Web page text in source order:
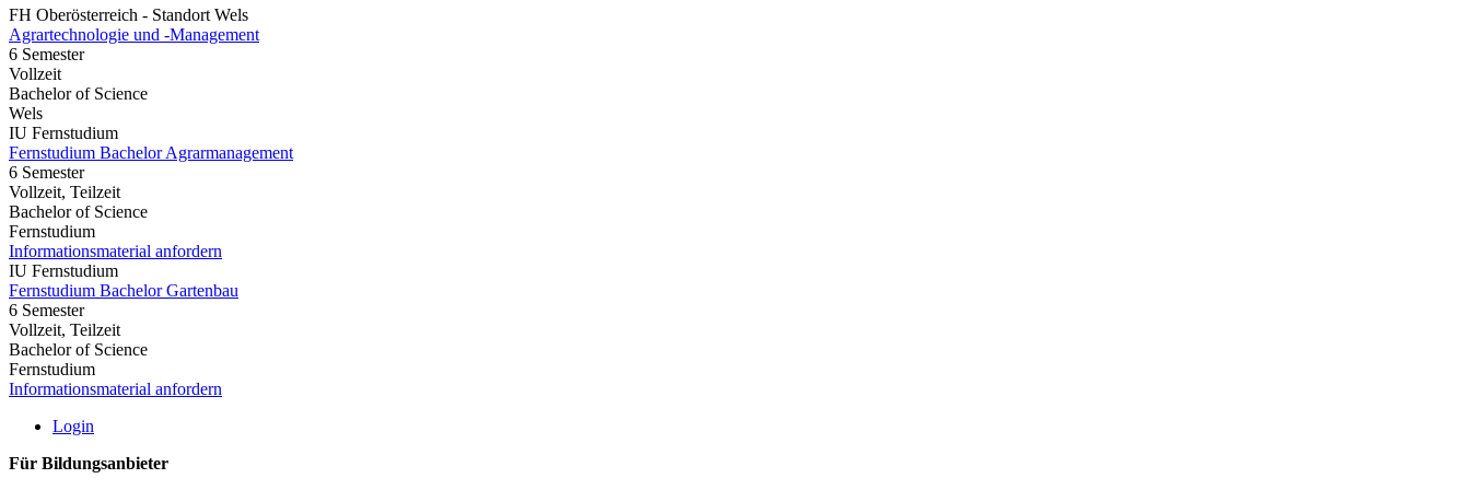
FH Oberösterreich - Standort Wels
Agrartechnologie und -Management
6 Semester
Vollzeit
Bachelor of Science
Wels
IU Fernstudium
Fernstudium Bachelor Agrarmanagement
6 Semester
Vollzeit, Teilzeit
Bachelor of Science
Fernstudium
Informationsmaterial anfordern
IU Fernstudium
Fernstudium Bachelor Gartenbau
6 Semester
Vollzeit, Teilzeit
Bachelor of Science
Fernstudium
Informationsmaterial anfordern
Login
Für Bildungsanbieter